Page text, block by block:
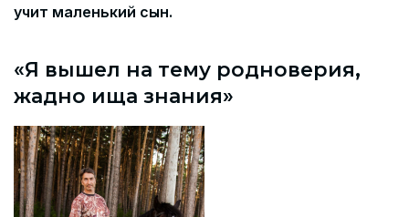
учит маленький сын.
«Я вышел на тему родноверия,
жадно ища знания»